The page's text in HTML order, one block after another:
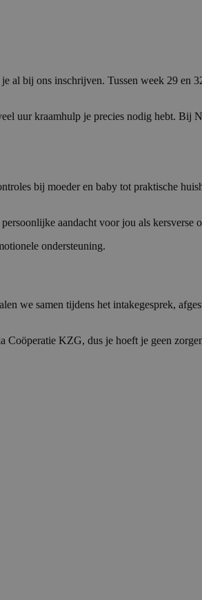
al bij ons inschrijven. Tussen week 29 en
uur kraamhulp je precies nodig hebt. Bij
bij moeder en baby tot praktische
aandacht voor jou als kersverse
ondersteuning.
we samen tijdens het intakegesprek,
KZG, dus je hoeft je geen